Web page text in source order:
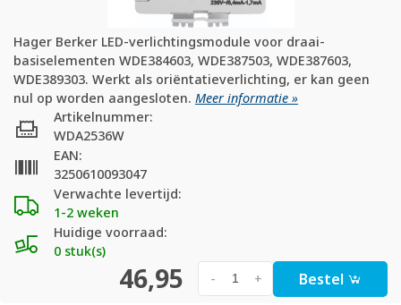
Hager Berker LED-verlichtingsmodule voor draai-
basiselementen WDE384603, WDE387503, WDE387603,
WDE389303. Werkt als oriëntatieverlichting, er kan geen
nul op worden aangesloten. Meer informatie »
Verwachte levertijd:
1-2 weken
Huidige voorraad:
0 stuk(s)
Artikelnummer:
WDA2536W
EAN:
3250610093047
46,95 +
- Bestel